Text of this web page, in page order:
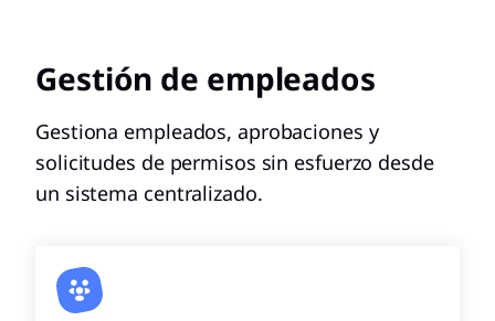
Gestión de empleados
Gestiona empleados, aprobaciones y
solicitudes de permisos sin esfuerzo desde
un sistema centralizado.